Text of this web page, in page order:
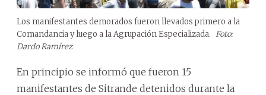
Los manifestantes demorados fueron llevados primero a la
Comandancia y luego a la Agrupación Especializada. Foto:
Dardo Ramírez
En principio se informó que fueron 15
manifestantes de Sitrande detenidos durante la